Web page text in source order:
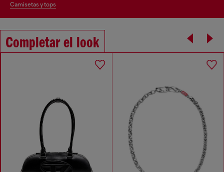
camisetas y tops
Completar el look